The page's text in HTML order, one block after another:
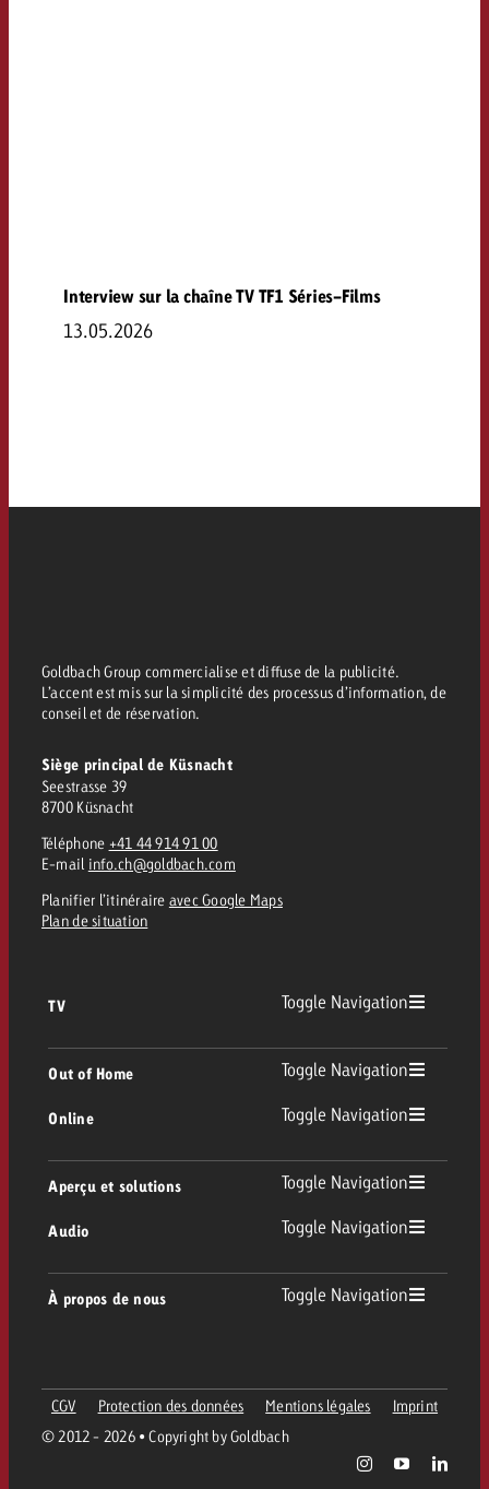
Interview sur la chaîne TV TF1 Séries-Films
13.05.2026
Goldbach Group commercialise et diffuse de la publicité.
L’accent est mis sur la simplicité des processus d’information, de
conseil et de réservation.
Siège principal de Küsnacht
Seestrasse 39
8700 Küsnacht
Téléphone +41 44 914 91 00
E-mail info.ch@goldbach.com
Planifier l’itinéraire avec Google Maps
Plan de situation
TV Toggle Navigation
Directives publicitaires TV
Out of Home Toggle Navigation
Out of Home
Affichage
Digital Out of Home
Contacter l’équipe Out of Home
Online Toggle Navigation
Livraison de supports publicitaires Online
Aperçu et solutions Toggle Navigation
Conseil & Crossmedia
Portfolio Goldbach
Formats publicitaires
Audio Toggle Navigation
Digital Audio
À propos de nous Toggle Navigation
Équipe
© 2012 - 2026 • Copyright by Goldbach
CGV Protection des données Mentions légales Imprint